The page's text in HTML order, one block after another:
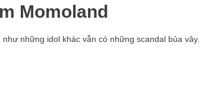
Momoland
những idol khác vẫn có những scandal bủa vây.